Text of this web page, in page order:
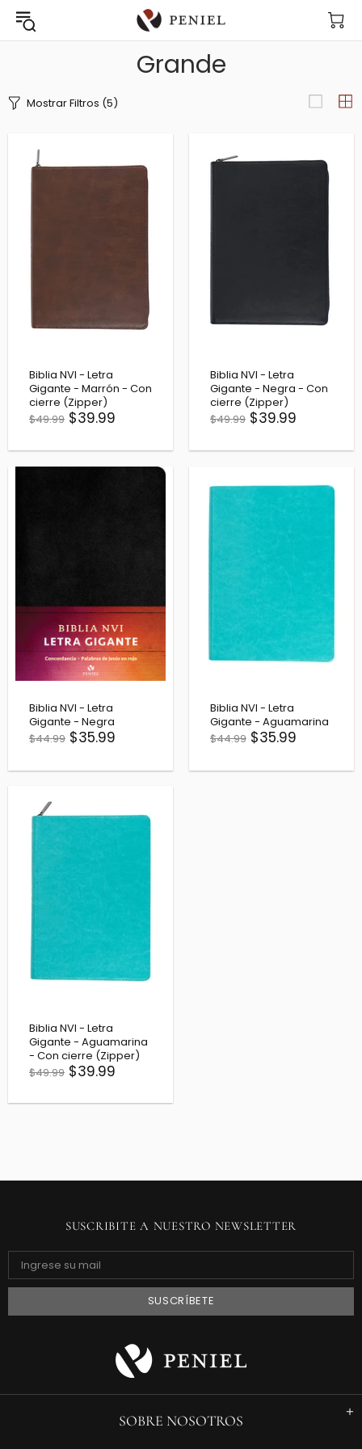
Grande
Mostrar Filtros (5)
Biblia NVI - Letra
Gigante - Marrón - Con
cierre (Zipper)
$49.99 $39.99
Biblia NVI - Letra
Gigante - Negra - Con
cierre (Zipper)
$49.99 $39.99
Biblia NVI - Letra
Gigante - Negra
$44.99 $35.99
Biblia NVI - Letra
Gigante - Aguamarina
$44.99 $35.99
Biblia NVI - Letra
Gigante - Aguamarina
- Con cierre (Zipper)
$49.99 $39.99
SUSCRIBITE A NUESTRO NEWSLETTER
SOBRE NOSOTROS